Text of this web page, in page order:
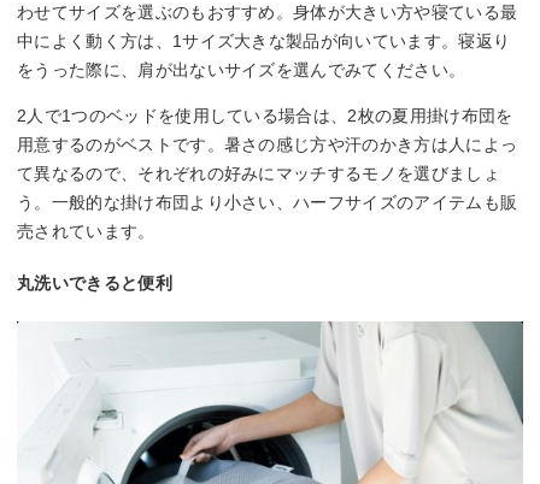
わせてサイズを選ぶのもおすすめ。身体が大きい方や寝ている最
中によく動く方は、1サイズ大きな製品が向いています。寝返り
をうった際に、肩が出ないサイズを選んでみてください。
2人で1つのベッドを使用している場合は、2枚の夏用掛け布団を
用意するのがベストです。暑さの感じ方や汗のかき方は人によっ
て異なるので、それぞれの好みにマッチするモノを選びましょ
う。一般的な掛け布団より小さい、ハーフサイズのアイテムも販
売されています。
丸洗いできると便利